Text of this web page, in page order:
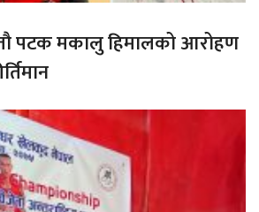
पटक मकालु हिमालको आरोहण